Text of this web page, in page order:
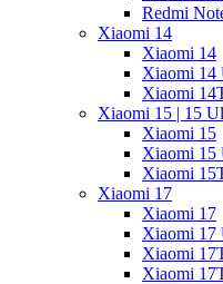
Redmi
Xiaomi 14
Xiaomi 14
Xiaomi 14
Xiaomi
Xiaomi 15 | 15
Xiaomi 15
Xiaomi 15
Xiaomi
Xiaomi 17
Xiaomi 17
Xiaomi 17
Xiaomi
Xiaomi